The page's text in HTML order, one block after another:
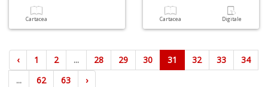
Cartacea Cartacea Digitale
‹ 1 2 ... 28 29 30 31 32 33
34
...
62 63 ›